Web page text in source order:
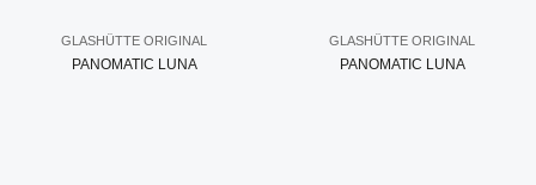
GLASHÜTTE ORIGINAL
PANOMATIC LUNA
GLASHÜTTE ORIGINAL
PANOMATIC LUNA